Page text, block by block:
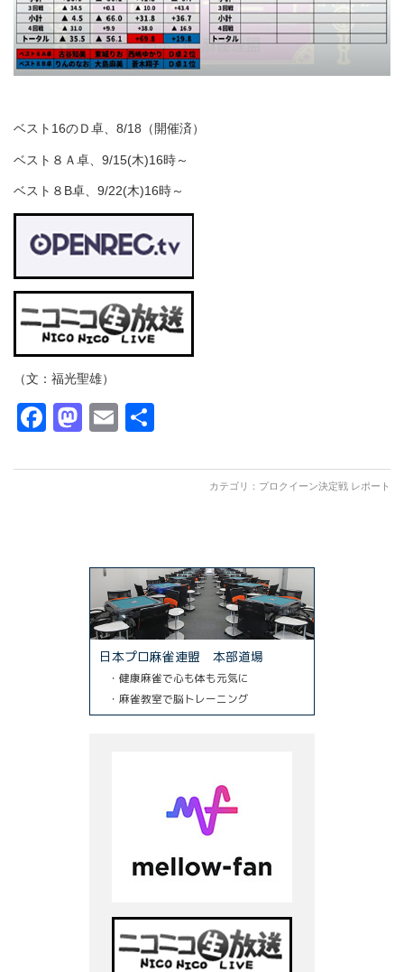
ベスト16のＤ卓、8/18（開催済）
ベスト８Ａ卓、9/15(木)16時～
ベスト８B卓、9/22(木)16時～
（文：福光聖雄）
Facebook
Mastodon
Email
カテゴリ： プロクイーン決定戦 レポート
日本プロ麻雀連盟 本部道場
・健康麻雀で心も体も元気に
・麻雀教室で脳トレーニング